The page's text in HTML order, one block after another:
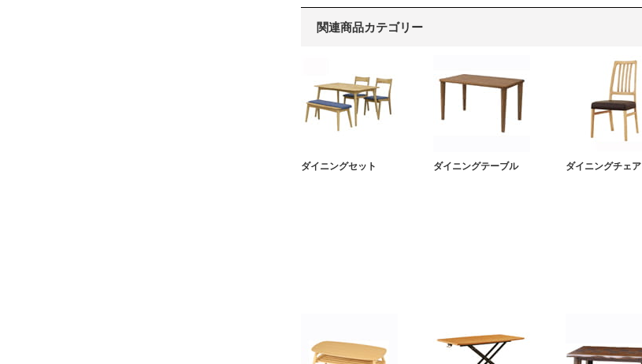
関連商品カテゴリー
ダイニングセット ダイニングテーブル ダイニングチェア